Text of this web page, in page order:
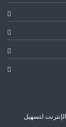
لتسهيل